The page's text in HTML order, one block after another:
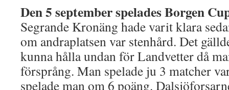
Den 5 september spelades Borgen
Segrande Kronäng hade varit klara
om andraplatsen var stenhård. Det
kunna hålla undan för Landvetter då
försprång. Man spelade ju 3 matcher
spelade man om 6 poäng.